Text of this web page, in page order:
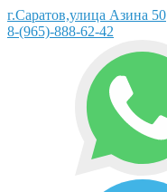
г.Саратов,улица Азина 50
8-(965)-888-62-42